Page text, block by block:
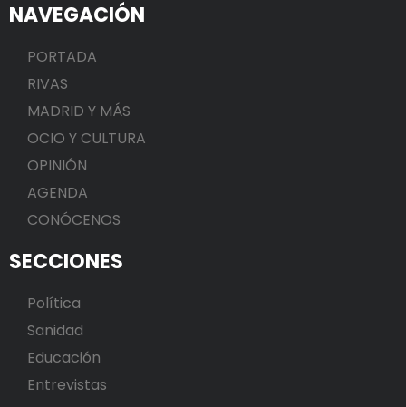
NAVEGACIÓN
PORTADA
RIVAS
MADRID Y MÁS
OCIO Y CULTURA
OPINIÓN
AGENDA
CONÓCENOS
SECCIONES
Política
Sanidad
Educación
Entrevistas